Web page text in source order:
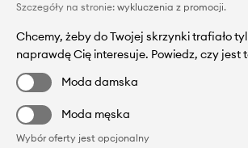
Szczegóły na stronie: wykluczenia z promocji.
Chcemy, żeby do Twojej skrzynki trafiało
naprawdę Cię interesuje. Powiedz, czy jest
Moda damska
Moda męska
Wybór oferty jest opcjonalny